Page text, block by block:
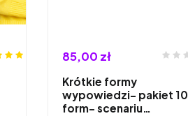
85,00 zł
Krótkie formy
wypowiedzi- pakiet 10
form- scenariu…